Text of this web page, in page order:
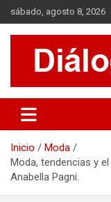
Saltar
al
contenido
sábado, agosto 8, 2026
Diálogo
Se tratan diversos
aporte a la
Inicio
Moda
Moda, tendencias y
Anabella Pagni.